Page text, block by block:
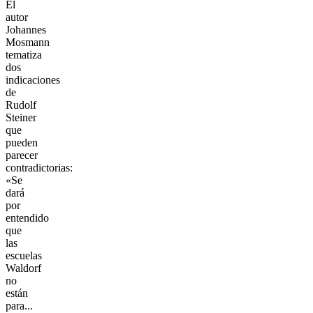
El
autor
Johannes
Mosmann
tematiza
dos
indicaciones
de
Rudolf
Steiner
que
pueden
parecer
contradictorias:
«Se
dará
por
entendido
que
las
escuelas
Waldorf
no
están
para...